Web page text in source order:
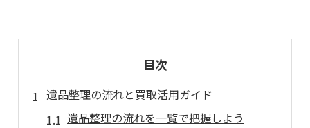
目次
遺品整理の流れと買取活用ガイド
遺品整理の流れを一覧で把握しよう